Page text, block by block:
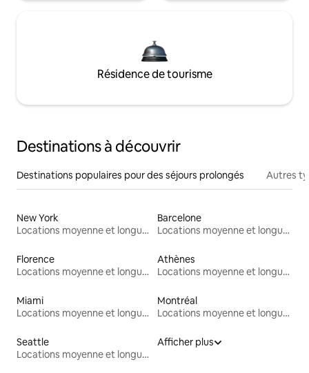
Résidence de tourisme
Destinations à découvrir
Destinations populaires pour des séjours prolongés Autres
New York
Locations moyenne et longue durée
Barcelone
Locations moyenne et longue durée
Florence
Locations moyenne et longue durée
Athènes
Locations moyenne et longue durée
Miami
Locations moyenne et longue durée
Montréal
Locations moyenne et longue durée
Seattle
Locations moyenne et longue durée
Afficher plus